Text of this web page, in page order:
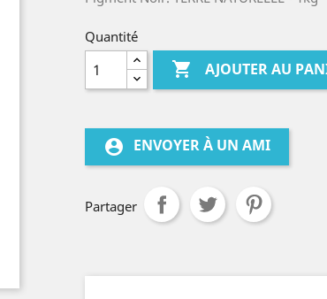
Quantité
 AJOUTER AU
account_circle ENVOYER À UN AMI
Partager